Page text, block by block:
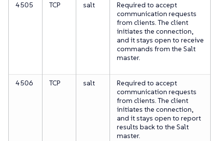
4505 TCP salt
Required to accept
communication requests
from clients. The client
initiates the connection,
and it stays open to receive
commands from the Salt
master.
4506 TCP salt
Required to accept
communication requests
from clients. The client
initiates the connection,
and it stays open to report
results back to the Salt
master.